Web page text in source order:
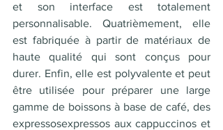
et son interface est totalement
personnalisable. Quatrièmement, elle
est fabriquée à partir de matériaux de
haute qualité qui sont conçus pour
durer. Enfin, elle est polyvalente et peut
être utilisée pour préparer une large
gamme de boissons à base de café, des
expressosexpressos aux cappuccinos et